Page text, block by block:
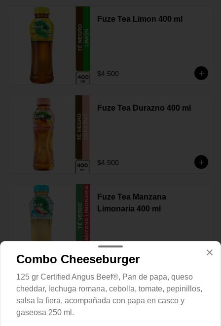
Fuze Tea Limon 400 ml
$4.500
Fuze Tea Durazno 400 ml
$4.500
Fuze Tea Manzana
Limonaria 400 ml
Fuze Tea Mango 400 ml
Combo Cheeseburger
125 gr Certified Angus Beef®, Pan de papa, queso
cheddar, lechuga romana, cebolla, tomate, pepinillos,
salsa la fiera, acompañada con papa en casco y
gaseosa 250 ml.